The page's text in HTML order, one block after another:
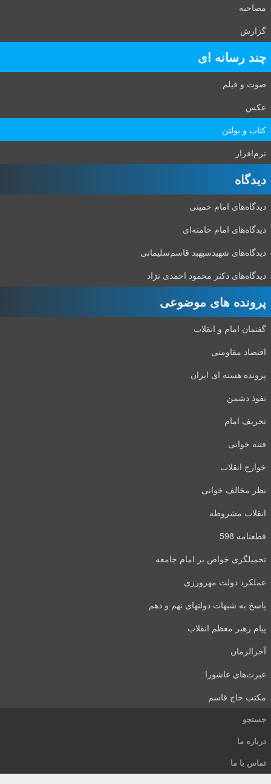
مصاحبه
گزارش
چند رسانه ای
صوت و فیلم
عکس
کتاب و بولتن
نرم‌افزار
دیدگاه‌
دیدگاه‌های امام خمینی
دیدگاه‌های امام خامنه‌ای
دیدگاه‌های شهید‌سپهبد قاسم‌سلیمانی
دیدگاه‌های دکتر محمود احمدی نژاد
پرونده های موضوعی
گفتمان امام و انقلاب
اقتصاد مقاومتی
پرونده هسته ای ایران
نفوذ دشمن
تحریف امام
فتنه خوانی
خوارج انقلاب
نظر مخالف خوانی
انقلاب مشروطه
قطعنامه 598
تحمیلگری خواص بر امام جامعه
عملکرد دولت مهرورزی
پاسخ به شبهات دولتهای نهم و دهم
پیام رهبر معظم انقلاب
آخرالزمان
عبرت‌های عاشورا
مکتب حاج قاسم
جستجو
درباره ما
تماس با ما